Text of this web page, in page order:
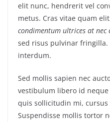
elit nunc, hendrerit vel
metus. Cras vitae quam
condimentum ultrices at nec
sed risus pulvinar
interdum.
Sed mollis sapien nec
vestibulum libero id
quis sollicitudin mi,
Suspendisse mollis tortor